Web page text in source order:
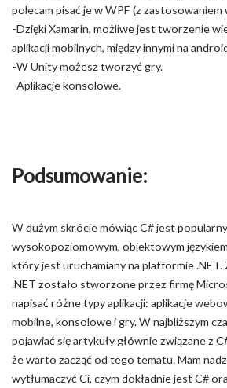
polecam pisać je w WPF (z
-Dzięki Xamarin, możliwe jest tworzenie
aplikacji mobilnych, między innymi na
-W Unity możesz tworzyć gry.
-Aplikacje konsolowe.
Podsumowanie:
W dużym skrócie mówiąc C# jest
wysokopoziomowym, obiektowym
który jest uruchamiany na platformie .NET.
.NET zostało stworzone przez firmę
napisać różne typy aplikacji: aplikacje
mobilne, konsolowe i gry. W najbliższym
pojawiać się artykuły głównie związane z
że warto zacząć od tego tematu. Mam
wytłumaczyć Ci, czym dokładnie jest C#